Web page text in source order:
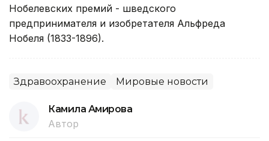
Нобелевских премий - шведского
предпринимателя и изобретателя Альфреда
Нобеля (1833-1896).
Здравоохранение Мировые новости
Камила Амирова
Автор